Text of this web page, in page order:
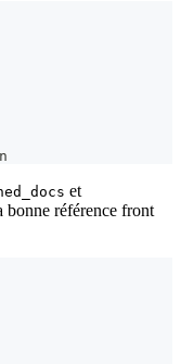
et
bonne référence front